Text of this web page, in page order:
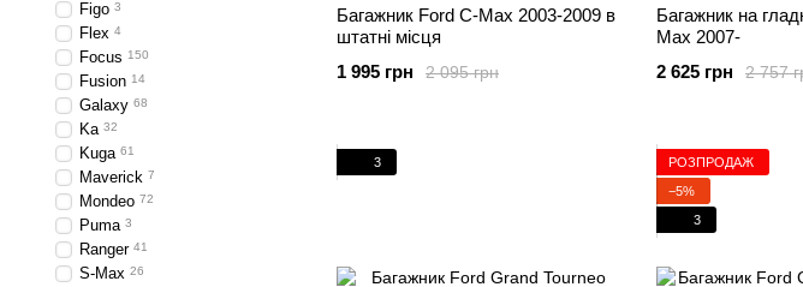
Багажник Ford C-Max 2003-2009 в
штатні місця
2 095 грн
1 995 грн
Багажник на
Max 2007-
2 757
2 625 грн
3
РОЗПРОДАЖ
−5%
3
Figo 3
Flex 4
Focus 150
Fusion 14
Galaxy 68
Ka 32
Kuga 61
Maverick 7
Mondeo 72
Puma 3
Ranger 41
S-Max 26